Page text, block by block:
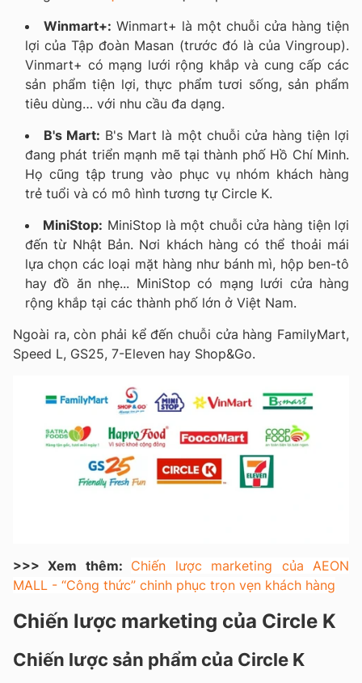
Winmart+: Winmart+ là một chuỗi cửa hàng tiện
lợi của Tập đoàn Masan (trước đó là của Vingroup).
Vinmart+ có mạng lưới rộng khắp và cung cấp các
sản phẩm tiện lợi, thực phẩm tươi sống, sản phẩm
tiêu dùng… với nhu cầu đa dạng.
B's Mart: B's Mart là một chuỗi cửa hàng tiện lợi
đang phát triển mạnh mẽ tại thành phố Hồ Chí Minh.
Họ cũng tập trung vào phục vụ nhóm khách hàng
trẻ tuổi và có mô hình tương tự Circle K.
MiniStop: MiniStop là một chuỗi cửa hàng tiện lợi
đến từ Nhật Bản. Nơi khách hàng có thể thoải mái
lựa chọn các loại mặt hàng như bánh mì, hộp ben-tô
hay đồ ăn nhẹ... MiniStop có mạng lưới cửa hàng
rộng khắp tại các thành phố lớn ở Việt Nam.
Ngoài ra, còn phải kể đến chuỗi cửa hàng FamilyMart,
Speed L, GS25, 7-Eleven hay Shop&Go.
>>> Xem thêm: Chiến lược marketing của AEON
MALL - “Công thức” chinh phục trọn vẹn khách hàng
Chiến lược marketing của Circle K
Chiến lược sản phẩm của Circle K